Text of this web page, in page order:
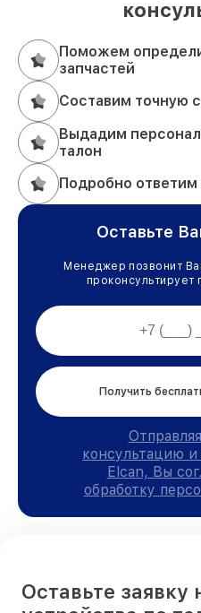
Поможем
запчастей
Составим точную
Выдадим
талон
Подробно
Оставьте
Менеджер позвонит
Получить
консультацию
Elcan, Вы
обработку
Оставьте